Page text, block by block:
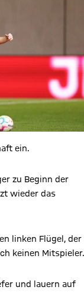
ein.
zu Beginn der
wieder das
linken Flügel, der
keinen Mitspieler.
und lauern auf